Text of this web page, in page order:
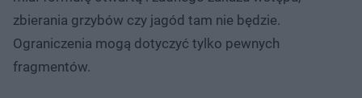
zbierania grzybów czy jagód tam nie będzie.
Ograniczenia mogą dotyczyć tylko pewnych
fragmentów.